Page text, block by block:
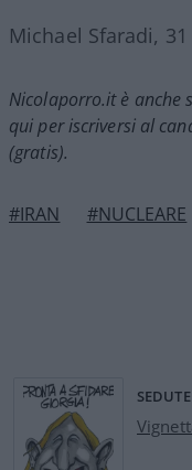
Michael Sfaradi,
Nicolaporro.it è anche
quiper iscriversi al
(gratis).
#IRAN #NUCLEARE